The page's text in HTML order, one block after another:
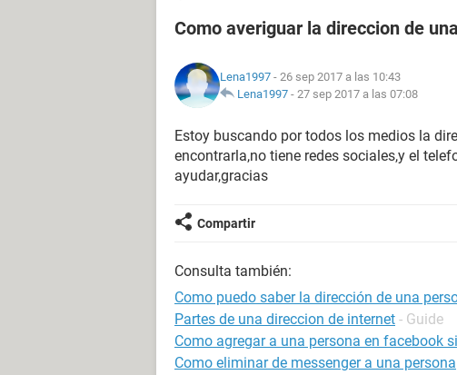
Como averiguar la direccion de
Lena1997 - 26 sep 2017 a las 10:43
Lena1997 - 27 sep 2017 a las 07:08
Estoy buscando por todos los medios la
encontrarla,no tiene redes sociales,y el
ayudar,gracias
Compartir
Consulta también:
Como puedo saber la dirección de una
Partes de una direccion de internet - Guide
Como agregar a una persona en facebook
Como eliminar de messenger a una persona